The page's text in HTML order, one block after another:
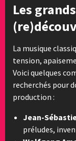
Les
La musique
tension,
Voici quelques
recherchés pour
production :
Jean-
préludes,